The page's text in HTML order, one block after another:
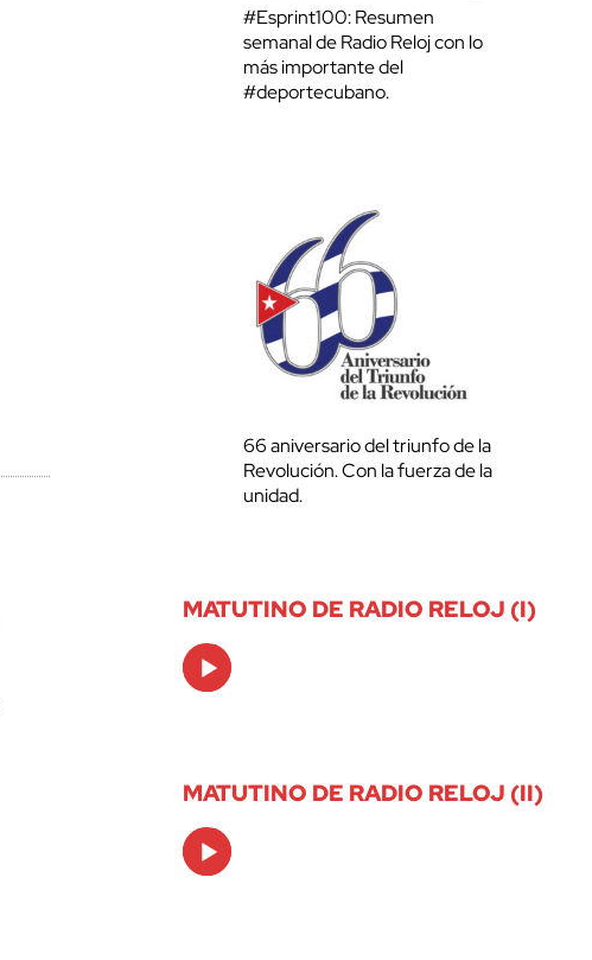
#Esprint100: Resumen
semanal de Radio Reloj con lo
más importante del
#deportecubano.
66 aniversario del triunfo de la
Revolución. Con la fuerza de la
unidad.
MATUTINO DE RADIO RELOJ (I)
Audio
Player
MATUTINO DE RADIO RELOJ (II)
Audio
Player